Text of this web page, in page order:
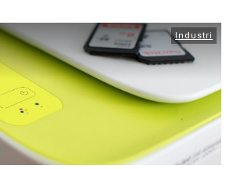
Industri